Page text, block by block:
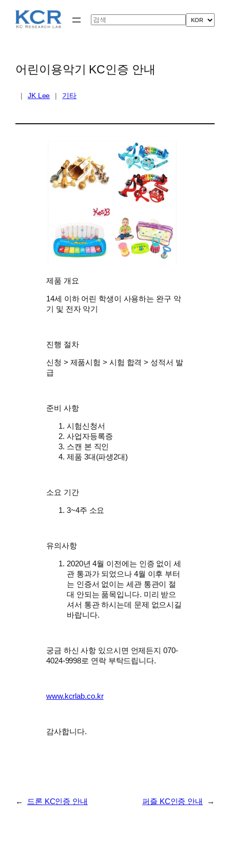
Search
어린이용악기 KC인증 안내
| JK Lee | 기타
제품 개요
14세 이하 어린 학생이 사용하는 완구 악
기 및 전자 악기
진행 절차
신청 > 제품시험 > 시험 합격 > 성적서 발
급
준비 사항
시험신청서
사업자등록증
스캔 본 직인
제품 3대(파생2대)
소요 기간
3~4주 소요
유의사항
2020년 4월 이전에는 인증 없이 세
관 통과가 되었으나 4월 이후 부터
는 인증서 없이는 세관 통관이 절
대 안되는 품목입니다. 미리 받으
셔서 통관 하시는데 문제 없으시길
바랍니다.
궁금 하신 사항 있으시면 언제든지 070-
4024-9998로 연락 부탁드립니다.
www.kcrlab.co.kr
감사합니다.
← 드론 KC인증 안내 퍼즐 KC인증 안내 →